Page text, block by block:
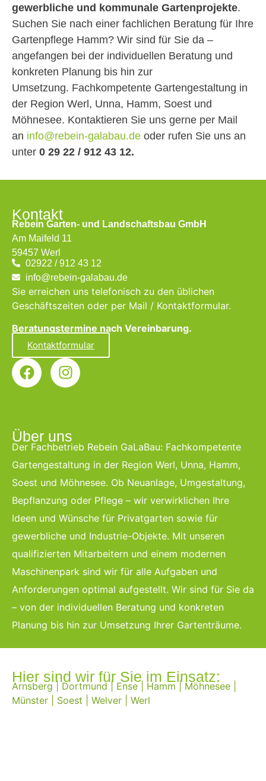
gewerbliche und kommunale Gartenprojekte.
Suchen Sie nach einer fachlichen Beratung für Ihre
Gartenpflege Hamm? Wir sind für Sie da –
angefangen bei der individuellen Beratung und
konkreten Planung bis hin zur
Umsetzung. Fachkompetente Gartengestaltung in
der Region Werl, Unna, Hamm, Soest und
Möhnesee. Kontaktieren Sie uns gerne per Mail
an info@rebein-galabau.de oder rufen Sie uns an
unter 0 29 22 / 912 43 12.
Kontakt
Rebein Garten- und Landschaftsbau GmbH
Am Maifeld 11
59457 Werl
02922 / 912 43 12
info@rebein-galabau.de
Sie erreichen uns telefonisch zu den üblichen
Geschäftszeiten oder per Mail / Kontaktformular.
Beratungstermine nach Vereinbarung.
Kontaktformular
Über uns
Der Fachbetrieb Rebein GaLaBau: Fachkompetente
Gartengestaltung in der Region Werl, Unna, Hamm,
Soest und Möhnesee. Ob Neuanlage, Umgestaltung,
Bepflanzung oder Pflege – wir verwirklichen Ihre
Ideen und Wünsche für Privatgarten sowie für
gewerbliche und Industrie-Objekte. Mit unseren
qualifizierten Mitarbeitern und einem modernen
Maschinenpark sind wir für alle Aufgaben und
Anforderungen optimal aufgestellt. Wir sind für Sie da
– von der individuellen Beratung und konkreten
Planung bis hin zur Umsetzung Ihrer Gartenträume.
Hier sind wir für Sie im Einsatz:
Arnsberg|Dortmund| Ense Hamm| Möhnesee
Münster
Soest Welver Werl